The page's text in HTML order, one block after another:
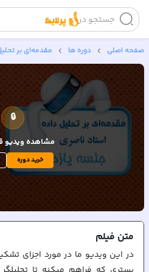
جستجو در
صفحه اصلی دوره ها مقدمه‌ای بر
🔒
مشاهده ویدیو
خرید دوره
متن فیلم
در این ویدیو ما در مورد اجزای